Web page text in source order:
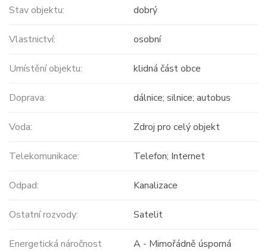
Stav objektu: dobrý
Vlastnictví: osobní
Umístění objektu: klidná část obce
Doprava: dálnice; silnice; autobus
Voda: Zdroj pro celý objekt
Telekomunikace: Telefon; Internet
Odpad: Kanalizace
Ostatní rozvody: Satelit
Energetická náročnost A - Mimořádně úsporná